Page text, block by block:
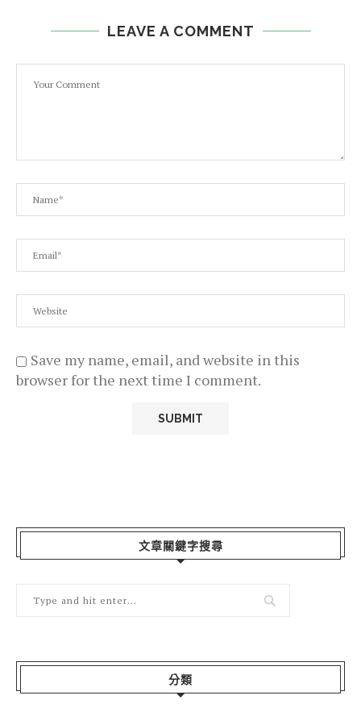
LEAVE A COMMENT
Save my name, email, and website in this
browser for the next time I comment.
文章關鍵字搜尋
分類